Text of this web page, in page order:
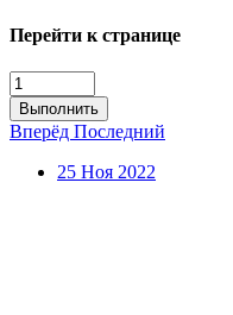
Перейти к странице
Выполнить
Вперёд Последний
25 Ноя 2022